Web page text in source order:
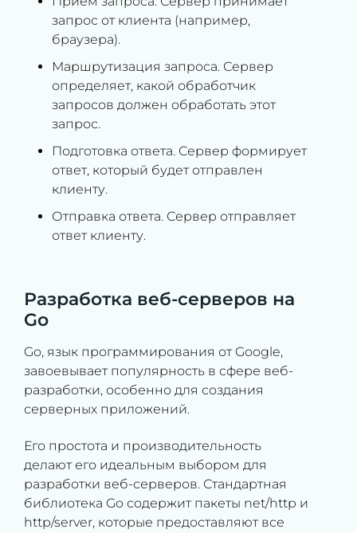
запрос от клиента (например,
браузера).
Маршрутизация запроса. Сервер
определяет, какой обработчик
запросов должен обработать этот
запрос.
Подготовка ответа. Сервер формирует
ответ, который будет отправлен
клиенту.
Отправка ответа. Сервер отправляет
ответ клиенту.
Разработка веб-серверов на
Go
Go, язык программирования от Google,
завоевывает популярность в сфере веб-
разработки, особенно для создания
серверных приложений.
Его простота и производительность
делают его идеальным выбором для
разработки веб-серверов. Стандартная
библиотека Go содержит пакеты net/http и
http/server, которые предоставляют все